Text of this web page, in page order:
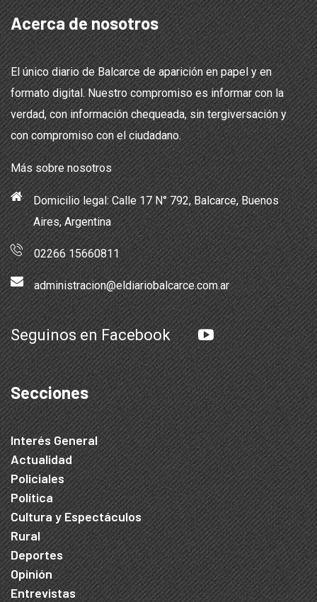
Acerca de nosotros
El único diario de Balcarce de aparición en papel y en
formato digital. Nuestro compromiso es informar con la
verdad, con información chequeada, sin tergiversación y
con compromiso con el ciudadano.
Más sobre nosotros
Domicilio legal: Calle 17 N° 792, Balcarce, Buenos
Aires, Argentina
02266 15660811
administracion@eldiariobalcarce.com.ar
Seguinos en Facebook
Secciones
Interés General
Actualidad
Policiales
Política
Cultura y Espectáculos
Rural
Deportes
Opinión
Entrevistas